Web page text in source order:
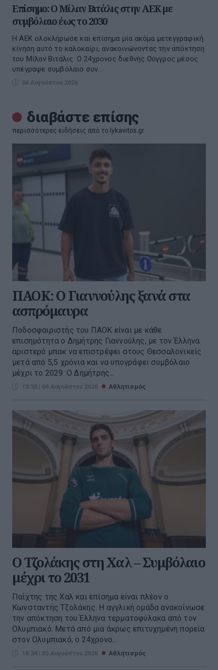
Επίσημο: Ο Μίλαν Βιτάλις στην ΑΕΚ με
συμβόλαιο έως το 2030
Η ΑΕΚ ολοκλήρωσε και επίσημα μία ακόμα μετεγγραφική
κίνηση αυτό το καλοκαίρι, ανακοινώνοντας την απόκτηση
του Μίλαν Βιτάλις. Ο 24χρονος διεθνής Ούγγρος μέσος
υπέγραψε συμβόλαιο συν...
06 Αυγούστου 2026
διαβάστε επίσης
περισσότερες ειδήσεις από το lykavitos.gr
ΠΑΟΚ: Ο Γιαννούλης ξανά στα
ασπρόμαυρα
Ποδοσφαιριστής του ΠΑΟΚ είναι με κάθε
επισημότητα ο Δημήτρης Γιαννούλης, με τον Έλληνα
αριστερό μπακ να επιστρέφει στους Θεσσαλονικείς
μετά από 5,5 χρόνια και να υπογράφει συμβόλαιο
μέχρι το 2029. Ο Δημήτρης...
13:30 | 06 Αυγούστου 2026 Αθλητισμός
Ο Τζολάκης στη Χαλ – Συμβόλαιο
μέχρι το 2031
Παίχτης της Χαλ και επίσημα είναι πλέον ο
Κωνσταντής Τζολάκης. Η αγγλική ομάδα ανακοίνωσε
την απόκτηση του Έλληνα τερματοφύλακα από τον
Ολυμπιακό. Μετά από μια άκρως επιτυχημένη πορεία
στον Ολυμπιακό, ο 24χρονο...
16:34 | 05 Αυγούστου 2026 Αθλητισμός